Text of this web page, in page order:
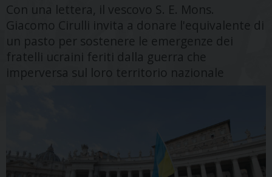
Con una lettera, il vescovo S. E. Mons.
Giacomo Cirulli invita a donare l'equivalente di
un pasto per sostenere le emergenze dei
fratelli ucraini feriti dalla guerra che
imperversa sul loro territorio nazionale